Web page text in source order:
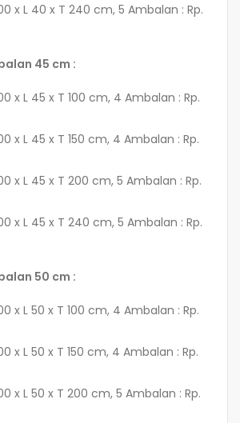
x L 40 x T 240 cm, 5 Ambalan : Rp.
45 cm :
x L 45 x T 100 cm, 4 Ambalan : Rp.
x L 45 x T 150 cm, 4 Ambalan : Rp.
x L 45 x T 200 cm, 5 Ambalan : Rp.
x L 45 x T 240 cm, 5 Ambalan : Rp.
50 cm :
x L 50 x T 100 cm, 4 Ambalan : Rp.
x L 50 x T 150 cm, 4 Ambalan : Rp.
x L 50 x T 200 cm, 5 Ambalan : Rp.